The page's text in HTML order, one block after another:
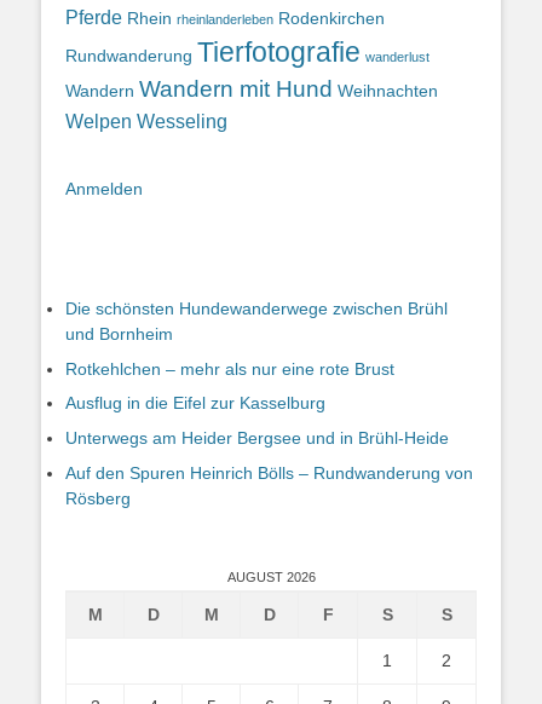
Pferde Rhein rheinlanderleben Rodenkirchen
Rundwanderung Tierfotografie wanderlust
Wandern Wandern mit Hund Weihnachten
Welpen Wesseling
Anmelden
Die schönsten Hundewanderwege zwischen Brühl
und Bornheim
Rotkehlchen – mehr als nur eine rote Brust
Ausflug in die Eifel zur Kasselburg
Unterwegs am Heider Bergsee und in Brühl-Heide
Auf den Spuren Heinrich Bölls – Rundwanderung von
Rösberg
AUGUST 2026
M D M D F S S
1 2